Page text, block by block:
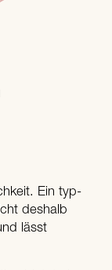
Ein typ-
deshalb
lässt